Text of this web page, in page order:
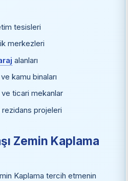
tesisleri
merkezleri
alanları
kamu binaları
ve ticari mekanlar
projeleri
Zemin Kaplama
Kaplama tercih etmenin